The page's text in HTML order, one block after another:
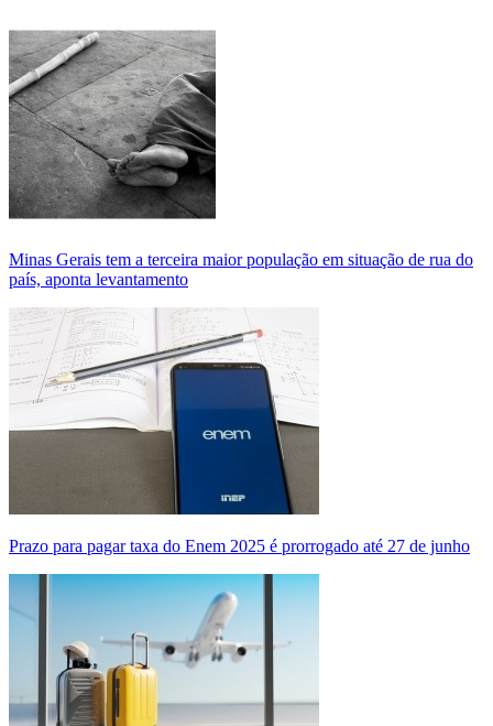
Minas Gerais tem a terceira maior população em situação de rua do
país, aponta levantamento
Prazo para pagar taxa do Enem 2025 é prorrogado até 27 de junho